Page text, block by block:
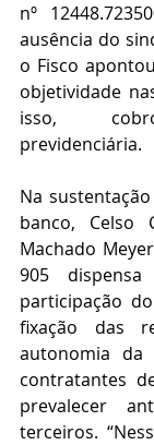
nº
ausência do
o Fisco
objetividade
isso,
previdenciária.
Na
banco, Celso
Machado
905
participação
fixação das
autonomia da
contratantes
prevalecer
terceiros.